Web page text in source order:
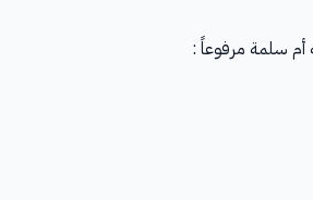
أم سلمة مرفوعاً :